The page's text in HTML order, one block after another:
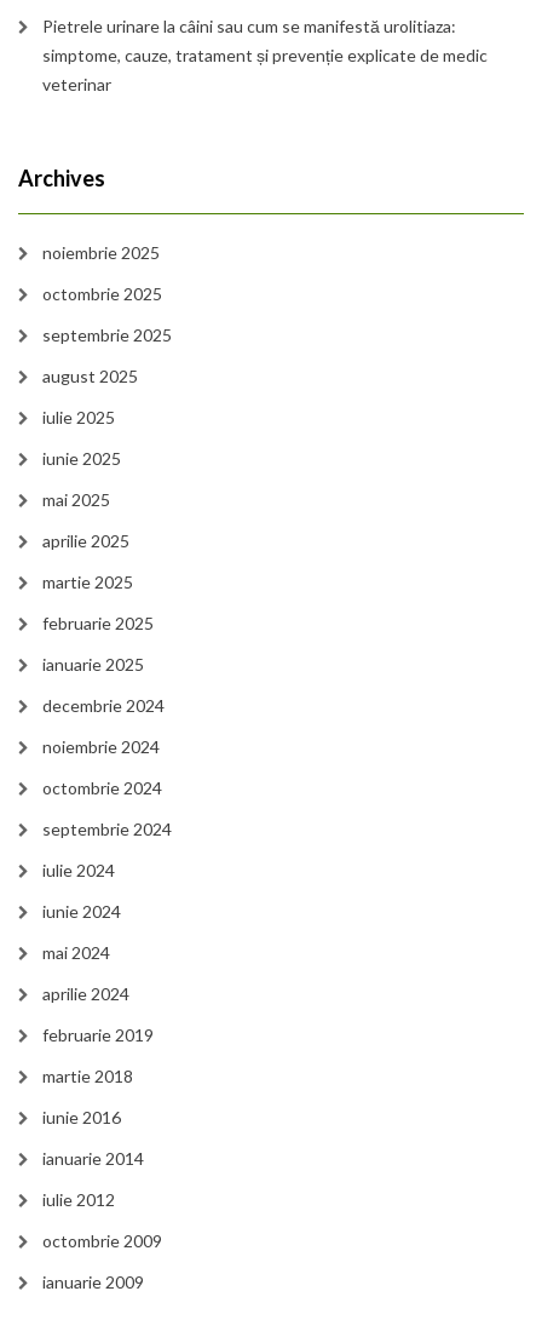
Pietrele urinare la câini sau cum se manifestă urolitiaza:
simptome, cauze, tratament și prevenție explicate de medic
veterinar
Archives
noiembrie 2025
octombrie 2025
septembrie 2025
august 2025
iulie 2025
iunie 2025
mai 2025
aprilie 2025
martie 2025
februarie 2025
ianuarie 2025
decembrie 2024
noiembrie 2024
octombrie 2024
septembrie 2024
iulie 2024
iunie 2024
mai 2024
aprilie 2024
februarie 2019
martie 2018
iunie 2016
ianuarie 2014
iulie 2012
octombrie 2009
ianuarie 2009